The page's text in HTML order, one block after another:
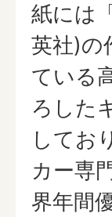
紙には
英社)の
ている
ろした
してお
カー専
界年間